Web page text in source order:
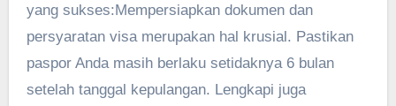
yang sukses:Mempersiapkan dokumen dan
persyaratan visa merupakan hal krusial. Pastikan
paspor Anda masih berlaku setidaknya 6 bulan
setelah tanggal kepulangan. Lengkapi juga